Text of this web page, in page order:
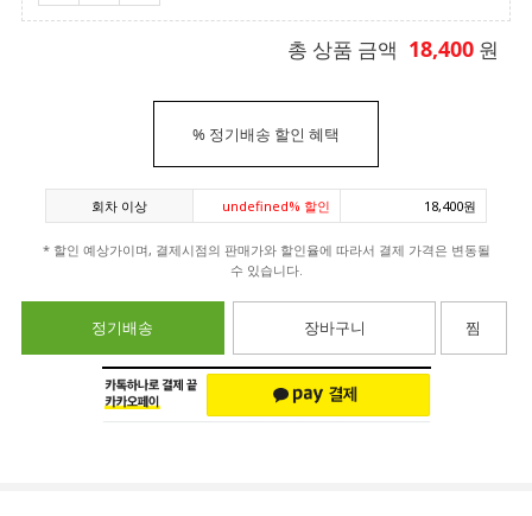
총 상품 금액 18,400 원
% 정기배송 할인 혜택
회차 이상 undefined% 할인 18,400원
* 할인 예상가이며, 결제시점의 판매가와 할인율에 따라서 결제 가격은 변동될
수 있습니다.
정기배송 장바구니 찜